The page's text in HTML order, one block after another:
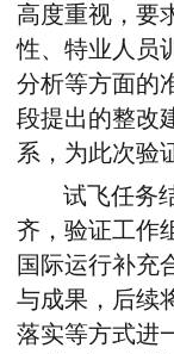
高度重视，要
性、特业人员
分析等方面的
段提出的整改
系，为此次验
试飞任务
齐 ， 验证工作
国际运行补充
与成果 ， 后续
落实等方式进